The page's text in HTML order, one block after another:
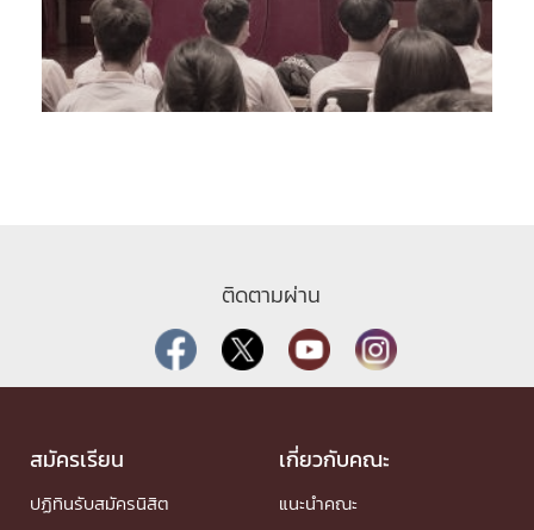
ติดตามผ่าน
สมัครเรียน
ปฏิทินรับสมัครนิสิต
เกี่ยวกับคณะ
แนะนำคณะ